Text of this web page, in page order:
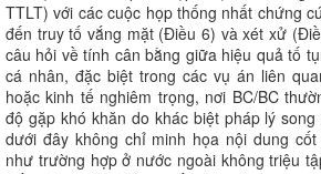
TTLT) với các cuộc họp thống nhất chứng
đến truy tố vắng mặt (Điều 6) và xét xử
câu hỏi về tính cân bằng giữa hiệu quả tố
cá nhân, đặc biệt trong các vụ án liên
hoặc kinh tế nghiêm trọng, nơi BC/BC
độ gặp khó khăn do khác biệt pháp lý
dưới đây không chỉ minh họa nội dung
như trường hợp ở nước ngoài không triệu